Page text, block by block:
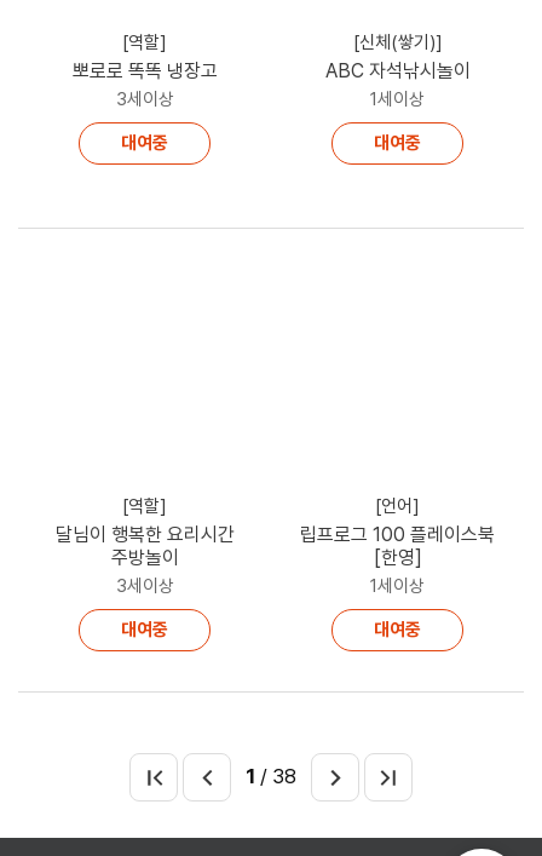
[역할]
뽀로로 똑똑 냉장고
3세이상
대여중
[신체(쌓기)]
ABC 자석낚시놀이
1세이상
대여중
[역할]
달님이 행복한 요리시간
주방놀이
3세이상
대여중
[언어]
립프로그 100 플레이스북
[한영]
1세이상
대여중
1 / 38